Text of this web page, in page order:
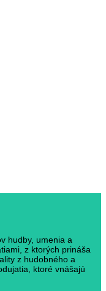
hudby, umenia a
z ktorých prináša
z hudobného a
ktoré vnášajú